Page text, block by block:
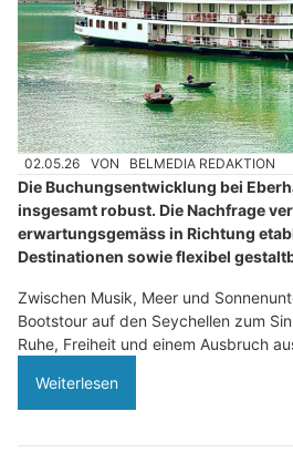
02.05.26 VON BELMEDIA REDAKTION
Die Buchungsentwicklung bei
insgesamt robust. Die Nachfrage
erwartungsgemäss in Richtung
Destinationen sowie flexibel
Zwischen Musik, Meer und
Bootstour auf den Seychellen zum
Ruhe, Freiheit und einem Ausbruch
Weiterlesen